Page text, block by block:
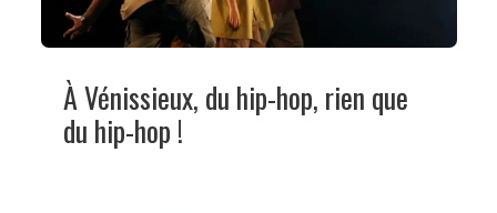
À Vénissieux, du hip-hop, rien que
du hip-hop !